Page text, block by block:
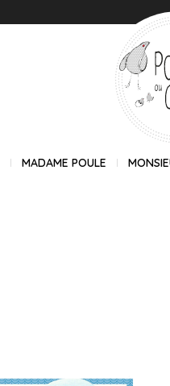
MADAME POULE